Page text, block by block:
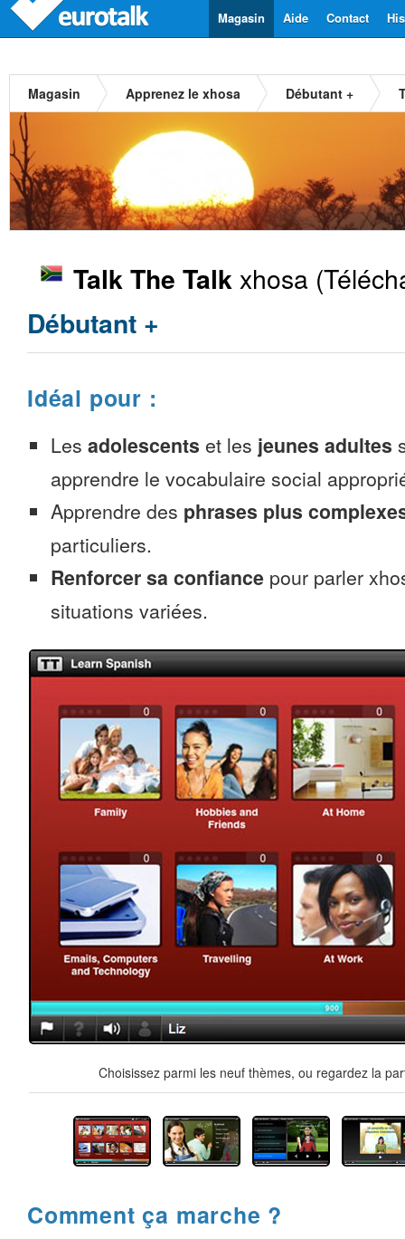
Contact
Aide
Magasin
Magasin Apprenez le xhosa Débutant +
Talk The Talk xhosa
Débutant +
Idéal pour :
Les adolescents et les jeunes adultes
apprendre le vocabulaire social
Apprendre des phrases plus
particuliers.
Renforcer sa confiance pour parler
situations variées.
Choisissez parmi les neuf thèmes, ou regardez la
Comment ça marche ?